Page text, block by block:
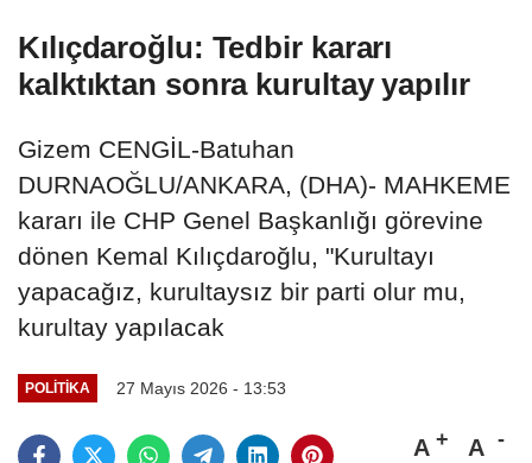
Kılıçdaroğlu: Tedbir kararı
kalktıktan sonra kurultay yapılır
Gizem CENGİL-Batuhan
DURNAOĞLU/ANKARA, (DHA)- MAHKEME
kararı ile CHP Genel Başkanlığı görevine
dönen Kemal Kılıçdaroğlu, "Kurultayı
yapacağız, kurultaysız bir parti olur mu,
kurultay yapılacak
POLITIKA 27 Mayıs 2026 - 13:53
A A